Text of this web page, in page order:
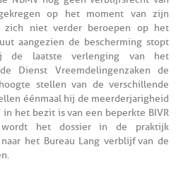
op het moment van zijn
zich niet verder beroepen op het
aangezien de bescherming stopt
de laatste verlenging van het
Dienst Vreemdelingenzaken de
stellen van de verschillende
éénmaal hij de meerderjarigheid
het bezit is van een beperkte BIVR
het dossier in de praktijk
het Bureau Lang verblijf van de